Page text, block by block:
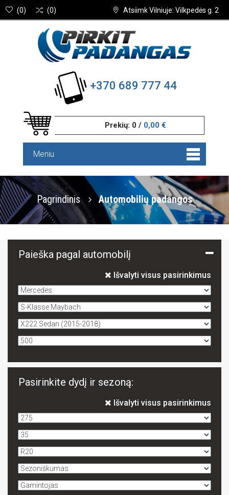
Atsiimk Vilniuje: Vilkpedės g. 2
(0) (0)
+370 689 777 44
Prekių: 0 / 0,00 €
Meniu
Pagrindinis Automobilių padangos
Paieška pagal automobilį
Išvalyti visus pasirinkimus
Pasirinkite dydį ir sezoną:
Išvalyti visus pasirinkimus